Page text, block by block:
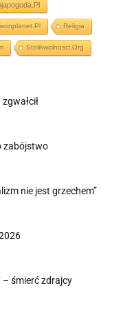
Religia
Stolikwolnosci.org
zabójstwo
nie jest grzechem”
– śmierć zdrajcy